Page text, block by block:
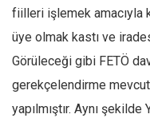
fiilleri işlemek amacıyla
üye olmak kastı ve
Görüleceği gibi FETÖ
gerekçelendirme
yapılmıştır. Aynı şekilde